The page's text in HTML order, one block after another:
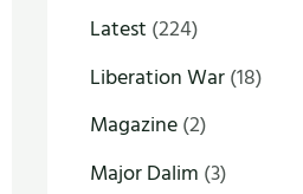
Latest (224)
Liberation War(18)
Magazine(2)
Major Dalim (3)